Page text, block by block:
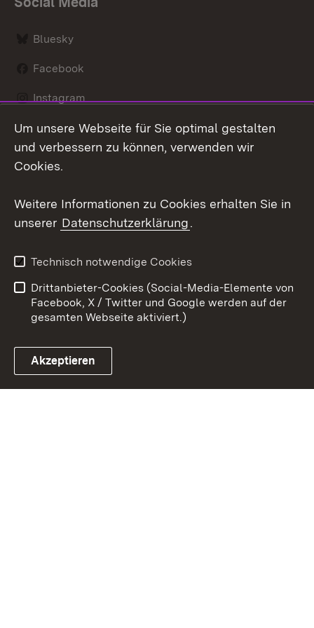
Bluesky
Facebook
Instagram
LinkedIn
Link zum Landesportal
Datenschutz
Barrierefreiheit
Impressum
Cookies
Um unsere Webseite für Sie optimal gestalten
und verbessern zu können, verwenden wir
Cookies.
Weitere Informationen zu Cookies erhalten Sie in
unserer Datenschutzerklärung.
Technisch notwendige Cookies
Drittanbieter-Cookies (Social-Media-Elemente von
Facebook, X / Twitter und Google werden auf der
gesamten Webseite aktiviert.)
Akzeptieren